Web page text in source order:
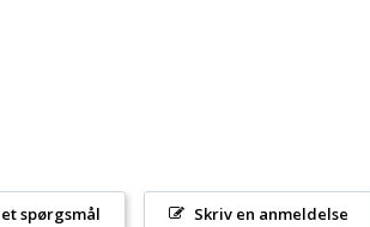
Skriv en anmeldelse
spørgsmål